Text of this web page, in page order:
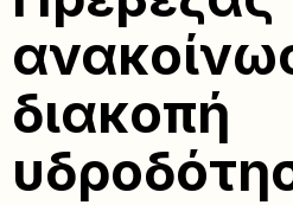
διακοπή